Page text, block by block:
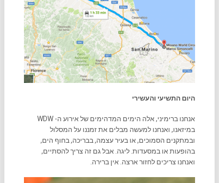
היום התשיעי והעשירי
אנחנו ברימיני, אלה הימים המדהימים של אירוע ה- WDW
במיזאנו, ואנחנו למעשה מבלים את זמננו על המסלול
ובמתקנים הסמוכים, או בעיר עצמה, בבריכה, בחוף הים,
בהופעות או במסעדות. ליגה. אבל גם זה צריך להסתיים,
ואנחנו צריכים לחזור ארצה. אין ברירה.